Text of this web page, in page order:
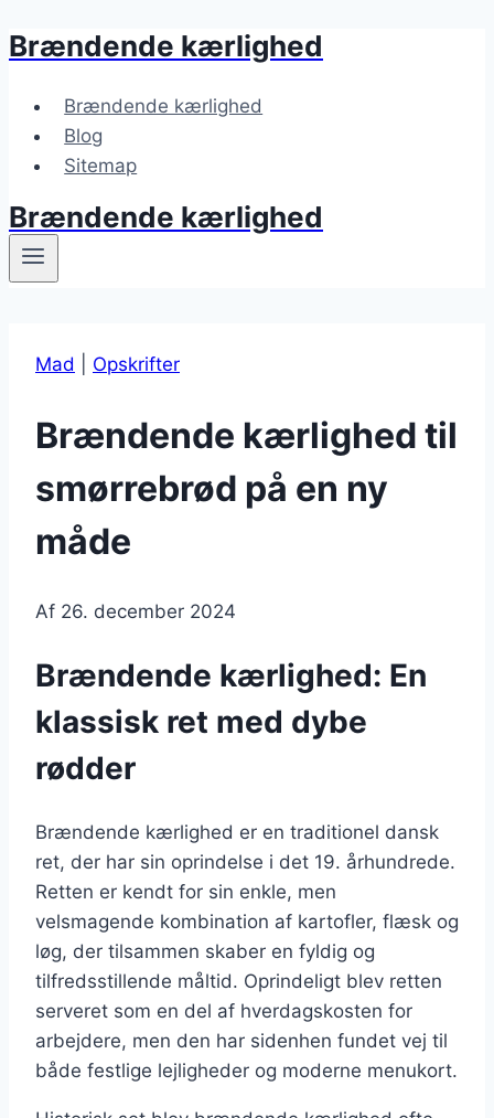
Fortsæt
indhold
Brændende kærlighed
Brændende kærlighed
Blog
Sitemap
Brændende kærlighed
Mad Opskrifter
Brændende kærlighed til
smørrebrød på en ny
måde
Af 26. december 2024
Brændende kærlighed: En
klassisk ret med dybe
rødder
Brændende kærlighed er en traditionel dansk
ret, der har sin oprindelse i det 19. århundrede.
Retten er kendt for sin enkle, men
velsmagende kombination af kartofler, flæsk og
løg, der tilsammen skaber en fyldig og
tilfredsstillende måltid. Oprindeligt blev retten
serveret som en del af hverdagskosten for
arbejdere, men den har sidenhen fundet vej til
både festlige lejligheder og moderne menukort.